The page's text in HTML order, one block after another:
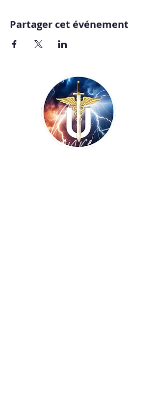
Partager cet événement